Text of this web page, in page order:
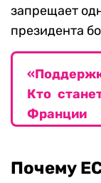
запрещает
президента
Кто
Франции
Почему